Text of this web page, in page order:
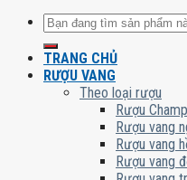
Tìm
kiếm:
TRANG CHỦ
RƯỢU VANG
Theo loại rượu
Rượu
Rượu vang
Rượu vang
Rượu vang